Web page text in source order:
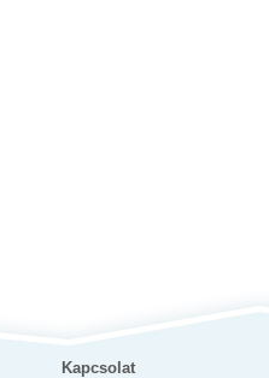
Kapcsolat